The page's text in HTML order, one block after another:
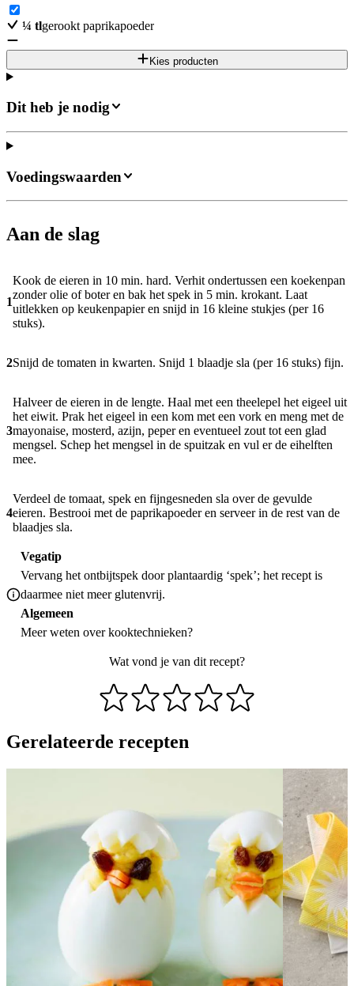
¼ tlgerookt paprikapoeder
Kies producten
Dit heb je nodig
Aan de slag
1
Kook de eieren in 10 min. hard. Verhit ondertussen een koekenpan
zonder olie of boter en bak het spek in 5 min. krokant. Laat
uitlekken op keukenpapier en snijd in 16 kleine stukjes (per 16
stuks).
2Snijd de tomaten in kwarten. Snijd 1 blaadje sla (per 16 stuks) fijn.
3
Halveer de eieren in de lengte. Haal met een theelepel het eigeel uit
het eiwit. Prak het eigeel in een kom met een vork en meng met de
mayonaise, mosterd, azijn, peper en eventueel zout tot een glad
mengsel. Schep het mengsel in de spuitzak en vul er de eihelften
mee.
4
Verdeel de tomaat, spek en fijngesneden sla over de gevulde
eieren. Bestrooi met de paprikapoeder en serveer in de rest van de
blaadjes sla.
Vegatip
Vervang het ontbijtspek door plantaardig ‘spek’; het recept is
daarmee niet meer glutenvrij.
Algemeen
Meer weten overkooktechnieken?
Wat vond je van dit recept?
Voedingswaarden
Gerelateerde recepten